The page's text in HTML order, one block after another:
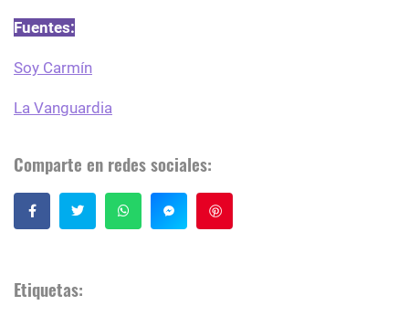
Fuentes:
Soy Carmín
La Vanguardia
Comparte en redes sociales:
Etiquetas: